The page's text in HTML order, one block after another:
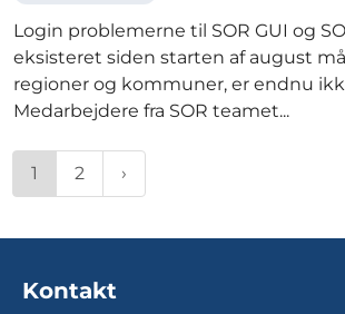
Login problemerne til SOR GUI og
eksisteret siden starten af august
regioner og kommuner, er endnu
Medarbejdere fra SOR teamet...
1 2
Kontakt